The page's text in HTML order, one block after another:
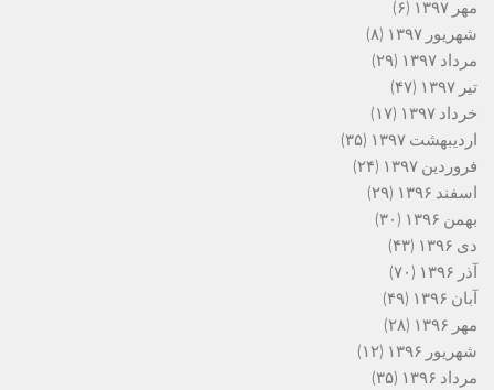
مهر ۱۳۹۷
(۶)
شهریور ۱۳۹۷
(۸)
مرداد ۱۳۹۷
(۲۹)
تیر ۱۳۹۷
(۴۷)
خرداد ۱۳۹۷
(۱۷)
اردیبهشت ۱۳۹۷
(۳۵)
فروردین ۱۳۹۷
(۲۴)
اسفند ۱۳۹۶
(۲۹)
بهمن ۱۳۹۶
(۳۰)
دی ۱۳۹۶
(۴۳)
آذر ۱۳۹۶
(۷۰)
آبان ۱۳۹۶
(۴۹)
مهر ۱۳۹۶
(۲۸)
شهریور ۱۳۹۶
(۱۲)
مرداد ۱۳۹۶
(۳۵)